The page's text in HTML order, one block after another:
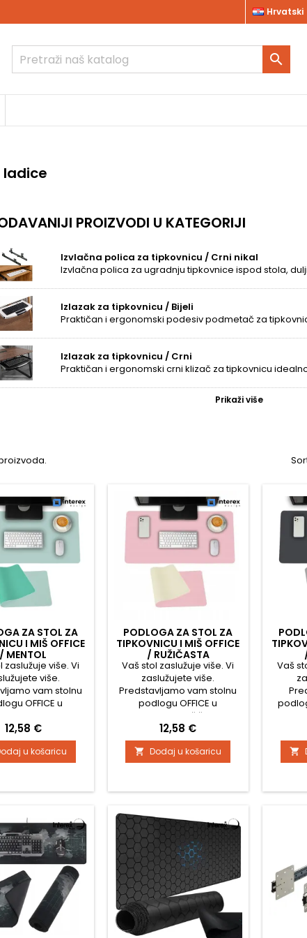
Hrvatski

ladice
PROIZVODI U KATEGORIJI
Izvlačna polica za tipkovnicu / Crni nikal
Izlazak za tipkovnicu / Bijeli
Izlazak za tipkovnicu / Crni
Prikaži više
ZA STOL ZA
I MIŠ OFFICE
/ MENTOL
zaslužuje više. Vi
više.
vam stolnu
OFFICE u
običan dodatak
radnom stolu. To
koji povećava
štiti vaš stol i
u vaš
funkcionalnost,
i izdržljivost,
vam da...
Cijena
12,58 €
u košaricu
PODLOGA ZA STOL ZA
TIPKOVNICU I MIŠ OFFICE
/ RUŽIČASTA
Vaš stol zaslužuje više. Vi
zaslužujete više.
Predstavljamo vam stolnu
podlogu OFFICE u
elegantnoj ružičastoj
izvedbi, koja nije samo
običan dodatak vašem
radnom stolu. Ovo je alat
koji povećava udobnost,
luksuza i organizacije
podloga spaja
funkcionalnost, dizajn i
izdržljivost, omogućujući
vam da radite...
Cijena
12,58 €
 Dodaj u košaricu
Vaš
